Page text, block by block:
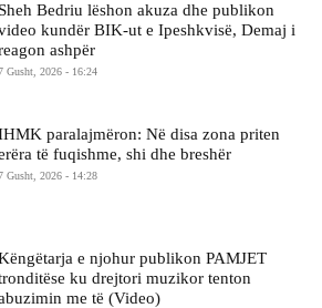
Sheh Bedriu lëshon akuza dhe publikon
kundër BIK-ut e Ipeshkvisë, Demaj i
ashpër
Gusht, 2026 - 16:24
paralajmëron: Në disa zona priten
të fuqishme, shi dhe breshër
Gusht, 2026 - 14:28
e njohur publikon PAMJET
ku drejtori muzikor tenton
me të (Video)